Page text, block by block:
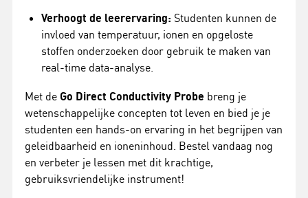
Verhoogt de leerervaring: Studenten kunnen de
invloed van temperatuur, ionen en opgeloste
stoffen onderzoeken door gebruik te maken van
real-time data-analyse.
Met de Go Direct Conductivity Probe breng je
wetenschappelijke concepten tot leven en bied je je
studenten een hands-on ervaring in het begrijpen van
geleidbaarheid en ioneninhoud. Bestel vandaag nog
en verbeter je lessen met dit krachtige,
gebruiksvriendelijke instrument!